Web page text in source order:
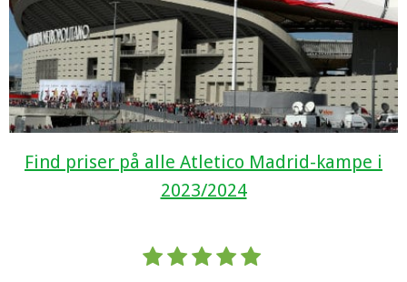
Find priser på alle Atletico Madrid-kampe i
2023/2024